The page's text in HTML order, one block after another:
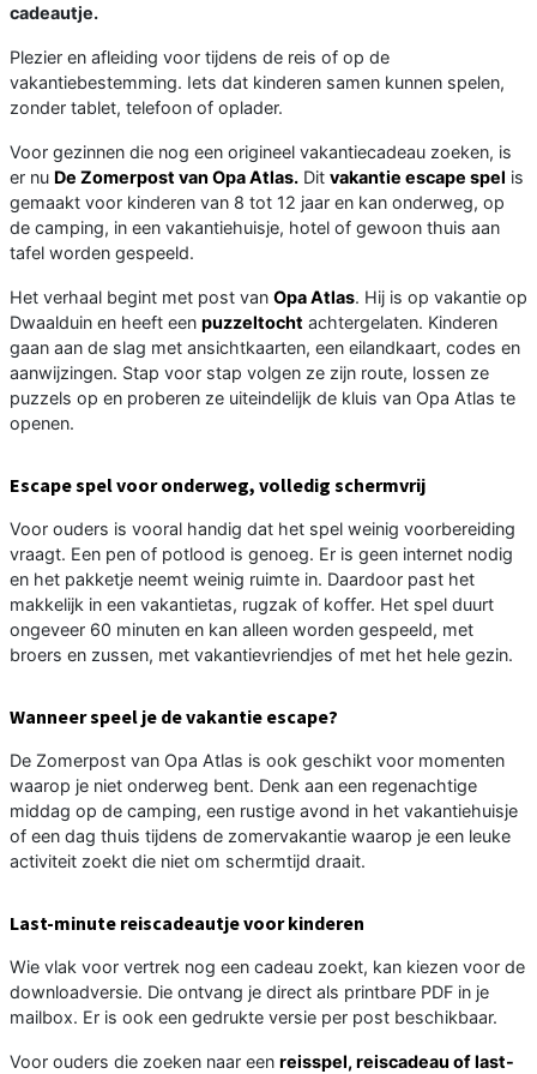
cadeautje.
Plezier en afleiding voor tijdens de reis of op de
vakantiebestemming. Iets dat kinderen samen kunnen spelen,
zonder tablet, telefoon of oplader.
Voor gezinnen die nog een origineel vakantiecadeau zoeken, is
er nu De Zomerpost van Opa Atlas. Dit vakantie escape spel is
gemaakt voor kinderen van 8 tot 12 jaar en kan onderweg, op
de camping, in een vakantiehuisje, hotel of gewoon thuis aan
tafel worden gespeeld.
Het verhaal begint met post van Opa Atlas. Hij is op vakantie op
Dwaalduin en heeft een puzzeltocht achtergelaten. Kinderen
gaan aan de slag met ansichtkaarten, een eilandkaart, codes en
aanwijzingen. Stap voor stap volgen ze zijn route, lossen ze
puzzels op en proberen ze uiteindelijk de kluis van Opa Atlas te
openen.
Escape spel voor onderweg, volledig schermvrij
Voor ouders is vooral handig dat het spel weinig voorbereiding
vraagt. Een pen of potlood is genoeg. Er is geen internet nodig
en het pakketje neemt weinig ruimte in. Daardoor past het
makkelijk in een vakantietas, rugzak of koffer. Het spel duurt
ongeveer 60 minuten en kan alleen worden gespeeld, met
broers en zussen, met vakantievriendjes of met het hele gezin.
Wanneer speel je de vakantie escape?
De Zomerpost van Opa Atlas is ook geschikt voor momenten
waarop je niet onderweg bent. Denk aan een regenachtige
middag op de camping, een rustige avond in het vakantiehuisje
of een dag thuis tijdens de zomervakantie waarop je een leuke
activiteit zoekt die niet om schermtijd draait.
Last-minute reiscadeautje voor kinderen
Wie vlak voor vertrek nog een cadeau zoekt, kan kiezen voor de
downloadversie. Die ontvang je direct als printbare PDF in je
mailbox. Er is ook een gedrukte versie per post beschikbaar.
Voor ouders die zoeken naar een reisspel, reiscadeau of last-